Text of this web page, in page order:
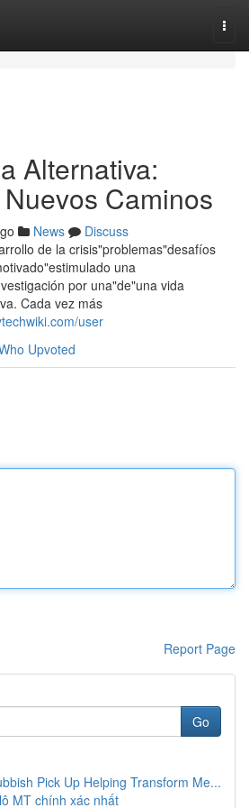
Alternativa:
Caminos
News
Discuss
de la crisis"problemas"desafíos
una
por una"de"una vida
Cada vez más
user
Upvoted
Report Page
Go
Pick Up Helping Transform Me...
MT chính xác nhất